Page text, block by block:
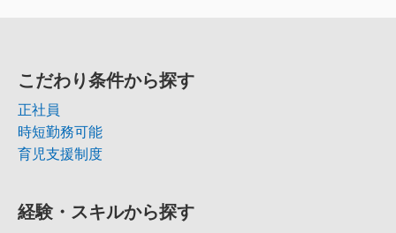
こだわり条件から探す
正社員
時短勤務可能
育児支援制度
経験・スキルから探す